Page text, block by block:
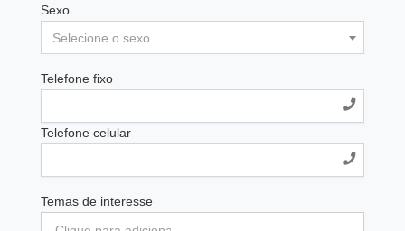
Sexo
Selecione o sexo
Telefone fixo
Telefone celular
Temas de interesse